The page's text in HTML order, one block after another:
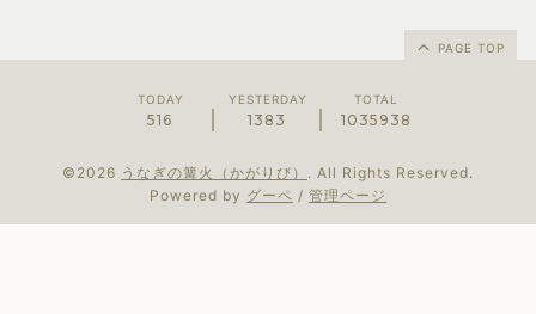
PAGE TOP
TODAY
516
YESTERDAY
1383
TOTAL
1035938
©2026 うなぎの篝火（かがりび） . All Rights Reserved.
Powered by グーペ / 管理ページ